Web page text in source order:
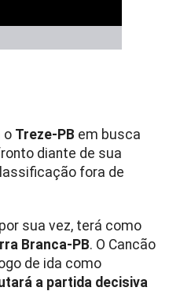
o Treze-PB em busca
diante de sua
fora de
sua vez, terá como
Branca-PB. O Cancão
de ida como
a partida decisiva